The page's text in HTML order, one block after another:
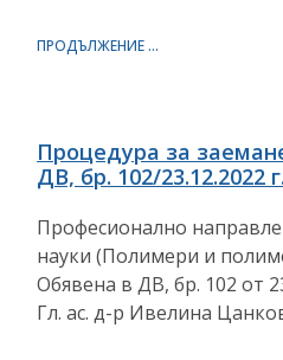
ПРОДЪЛЖЕНИЕ ...
Процедура за
ДВ, бр. 102/23.12.2022 г.
Професионално
науки (Полимери и
Обявена в ДВ, бр. 102 от
Гл. aс. д-р Ивелина